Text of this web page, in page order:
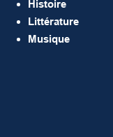
Histoire
Littérature
Musique